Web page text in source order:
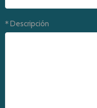
Descripción